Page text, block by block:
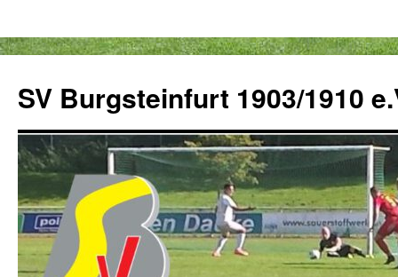
springen
SV Burgsteinfurt 1903/1910